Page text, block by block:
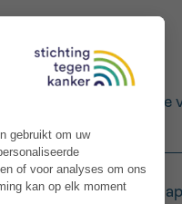
citroen om vers sap te
en het